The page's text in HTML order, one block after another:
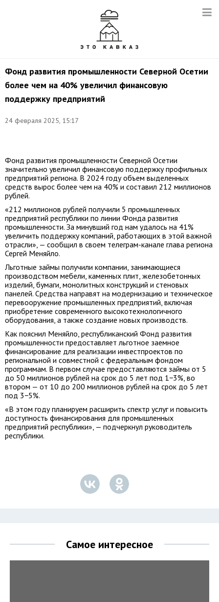
Фонд развития промышленности Северной Осетии
более чем на 40% увеличил финансовую
поддержку предприятий
24 февраля 2025, 15:17
Фонд развития промышленности Северной Осетии
значительно увеличил финансовую поддержку профильных
предприятий региона. В 2024 году объем выделенных
средств вырос более чем на 40% и составил 212 миллионов
рублей.
«212 миллионов рублей получили 5 промышленных
предприятий республики по линии Фонда развития
промышленности. За минувший год нам удалось на 41%
увеличить поддержку компаний, работающих в этой важной
отрасли», — сообщил в своем телеграм-канале глава региона
Сергей Меняйло.
Льготные займы получили компании, занимающиеся
производством мебели, каменных плит, железобетонных
изделий, бумаги, монолитных конструкций и стеновых
панелей. Средства направят на модернизацию и техническое
перевооружение промышленных предприятий, включая
приобретение современного высокотехнологичного
оборудования, а также создание новых производств.
Как пояснил Меняйло, республиканский Фонд развития
промышленности предоставляет льготное заемное
финансирование для реализации инвестпроектов по
региональной и совместной с федеральным фондом
программам. В первом случае предоставляются займы от 5
до 50 миллионов рублей на срок до 5 лет под 1−3%, во
втором — от 10 до 200 миллионов рублей на срок до 5 лет
под 3−5%.
«В этом году планируем расширить спектр услуг и повысить
доступность финансирования для промышленных
предприятий республики», — подчеркнул руководитель
республики.
Самое интересное